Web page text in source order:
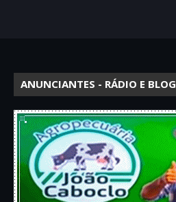
ANUNCIANTES - RÁDIO E BLOG